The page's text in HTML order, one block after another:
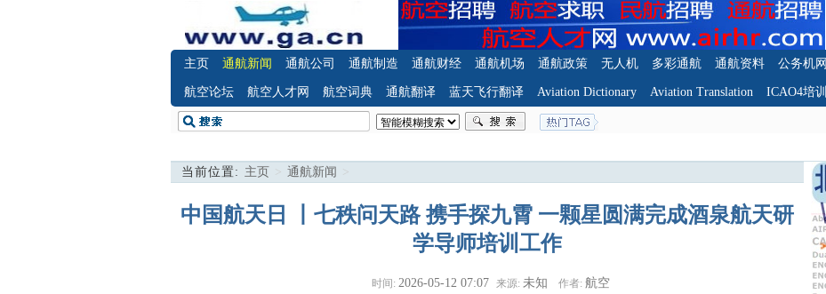
主页
通航新闻 通航公司 通航制造 通航财经 通航机场 通航政策 无人机 多彩通航 通航资料 公务机网
航空论坛 航空人才网 航空词典 通航翻译 蓝天飞行翻译 Aviation Dictionary Aviation Translation ICAO4培训
当前位置: 主页 > 通航新闻 >
中国航天日 丨七秩问天路 携手探九霄 一颗星圆满完成酒泉航天研
学导师培训工作
时间: 2026-05-12 07:07 来源: 未知 作者: 航空